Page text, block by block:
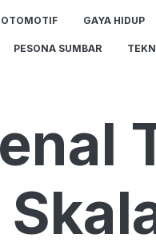
OTOMOTIF GAYA HIDUP
PESONA SUMBAR